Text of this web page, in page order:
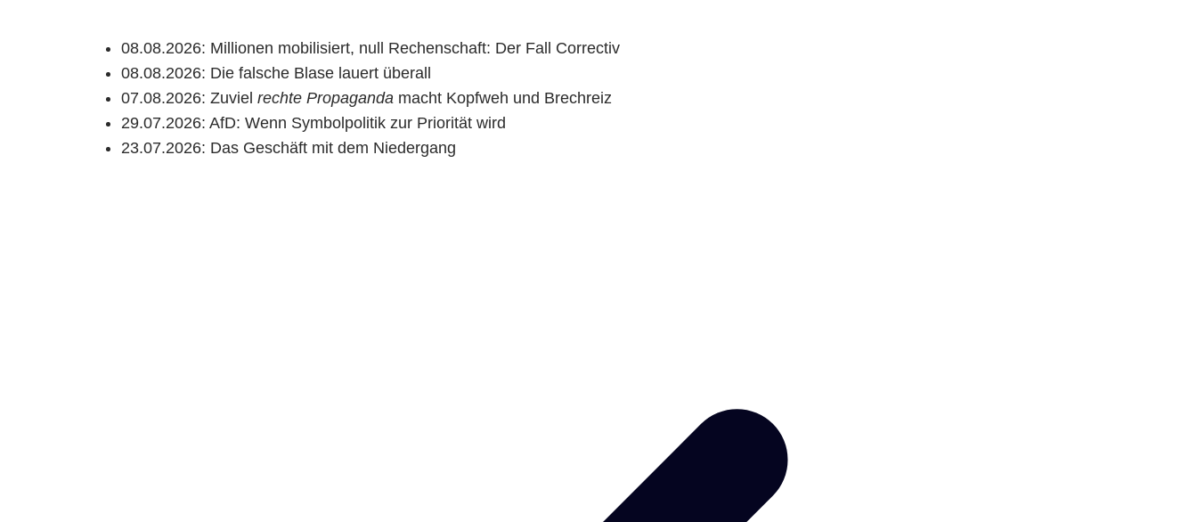
08.08.2026: Millionen mobilisiert, null Rechenschaft: Der Fall Correctiv
08.08.2026: Die falsche Blase lauert überall
07.08.2026: Zuviel rechte Propaganda macht Kopfweh und Brechreiz
29.07.2026: AfD: Wenn Symbolpolitik zur Priorität wird
23.07.2026: Das Geschäft mit dem Niedergang